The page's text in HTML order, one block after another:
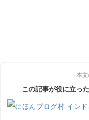
本文
この記事が役に立っ